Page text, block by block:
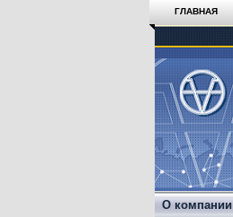
ГЛАВНАЯ
О компании